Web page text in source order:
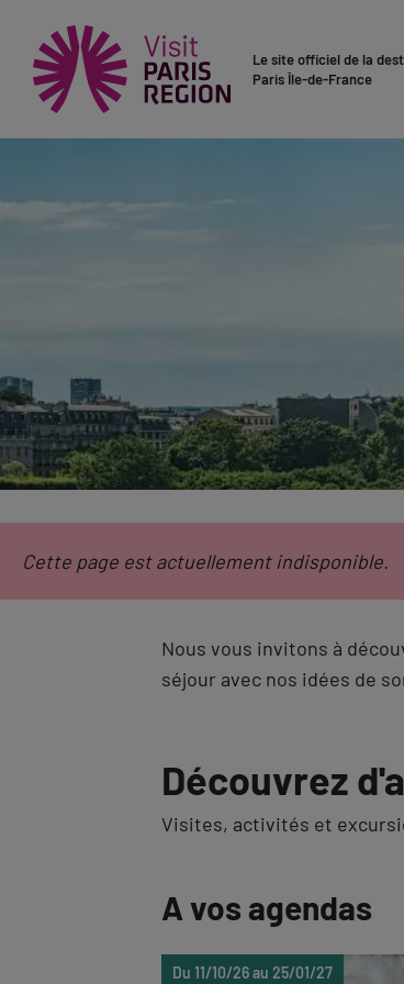
Le site officiel de la
Paris Île-de-France
Cette page est actuellement indisponible.
Nous vous invitons à
séjour avec nos idées de
Découvrez
Visites, activités et
A vos agendas
Du 11/10/26 au 25/01/27